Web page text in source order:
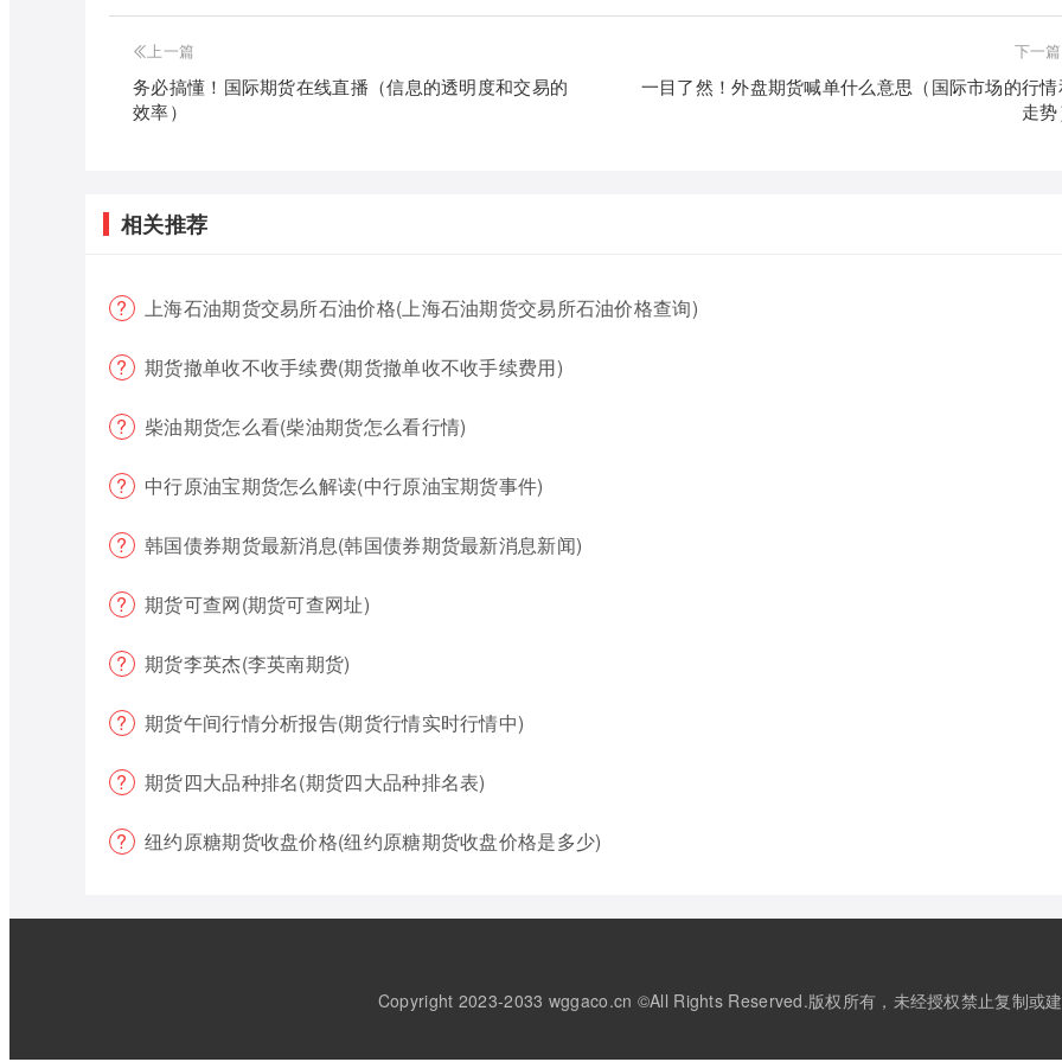
上一篇
务必搞懂！国际期货在线直播（信息的透明度和交易的
效率）
下一篇
一目了然！外盘期货喊单什么意思（国际市场的行
走
相关推荐
上海石油期货交易所石油价格(上海石油期货交易所石油价格查询)
期货撤单收不收手续费(期货撤单收不收手续费用)
柴油期货怎么看(柴油期货怎么看行情)
中行原油宝期货怎么解读(中行原油宝期货事件)
韩国债券期货最新消息(韩国债券期货最新消息新闻)
期货可查网(期货可查网址)
期货李英杰(李英南期货)
期货午间行情分析报告(期货行情实时行情中)
期货四大品种排名(期货四大品种排名表)
纽约原糖期货收盘价格(纽约原糖期货收盘价格是多少)
Copyright 2023-2033 wggaco.cn ©All Rights Reserved.版权所有，未经授权禁止复制或